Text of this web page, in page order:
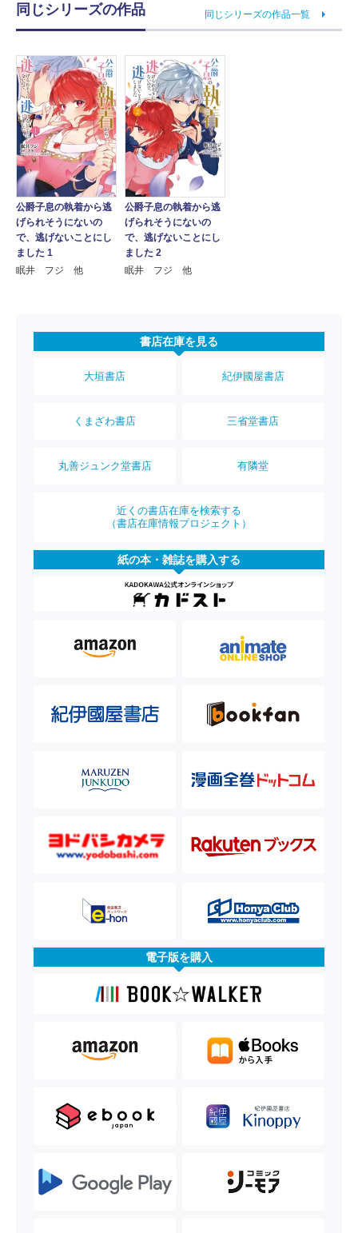
同じシリーズの作品 同じシリーズの作品一覧
公爵子息の執着から逃
げられそうにないの
で、逃げないことにし
ました 1
眠井 フジ 他
公爵子息の執着から逃
げられそうにないの
で、逃げないことにし
ました 2
眠井 フジ 他
書店在庫を見る
大垣書店 紀伊國屋書店
くまざわ書店 三省堂書店
丸善ジュンク堂書店 有隣堂
近くの書店在庫を検索する
（書店在庫情報プロジェクト）
紙の本・雑誌を購入する
電子版を購入